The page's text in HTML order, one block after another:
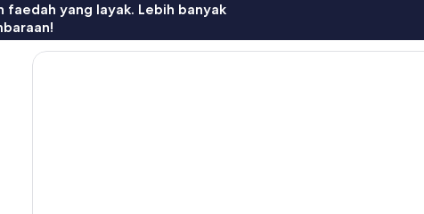
faedah yang layak. Lebih banyak